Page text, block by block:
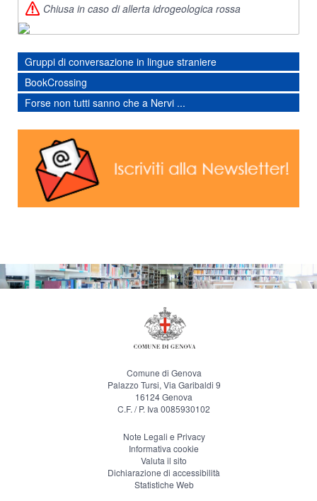
Chiusa in caso di allerta idrogeologica rossa
Gruppi di conversazione in lingue straniere
BookCrossing
Forse non tutti sanno che a Nervi ...
Comune di Genova
Palazzo Tursi, Via Garibaldi 9
16124 Genova
C.F. / P. Iva 0085930102
Note Legali e Privacy
Informativa cookie
Valuta il sito
Dichiarazione di accessibilità
Statistiche Web